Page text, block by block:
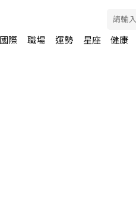
國際 職場 運勢 星座 健康